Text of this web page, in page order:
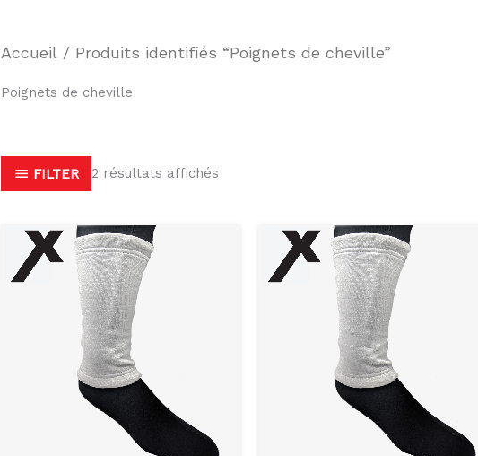
Accueil / Produits identifiés “Poignets de cheville”
Poignets de cheville
FILTER 2 résultats affichés